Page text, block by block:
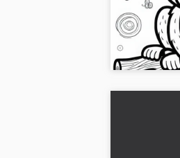
Wees
Makaken
kleur in!...